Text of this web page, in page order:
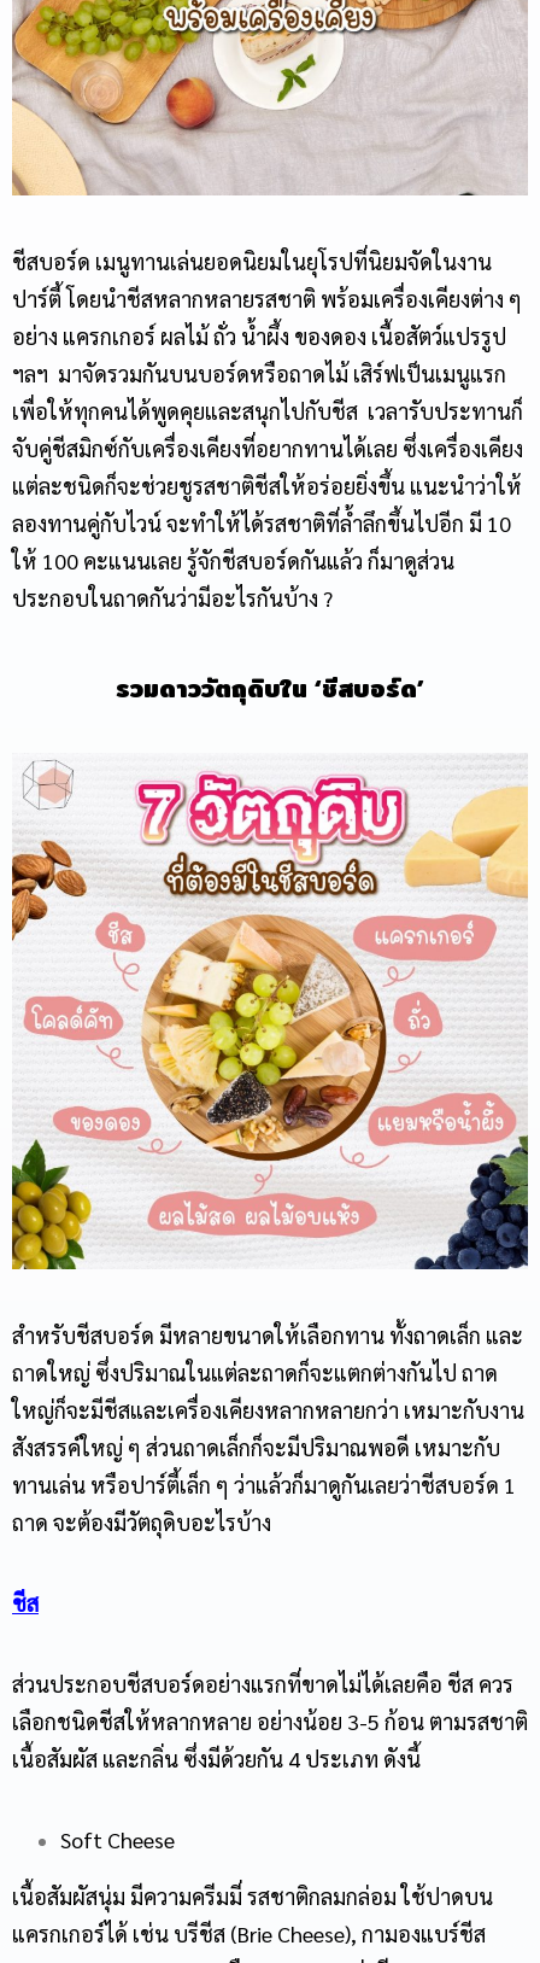
ชีสบอร์ด เมนูทานเล่นยอดนิยมในยุโรปที่นิยมจัดในงาน
ปาร์ตี้ โดยนำชีสหลากหลายรสชาติ พร้อมเครื่องเคียงต่าง ๆ
อย่าง แครกเกอร์ ผลไม้ ถั่ว น้ำผึ้ง ของดอง เนื้อสัตว์แปรรูป
ฯลฯ มาจัดรวมกันบนบอร์ดหรือถาดไม้ เสิร์ฟเป็นเมนูแรก
เพื่อให้ทุกคนได้พูดคุยและสนุกไปกับชีส เวลารับประทานก็
จับคู่ชีสมิกซ์กับเครื่องเคียงที่อยากทานได้เลย ซึ่งเครื่องเคียง
แต่ละชนิดก็จะช่วยชูรสชาติชีสให้อร่อยยิ่งขึ้น แนะนำว่าให้
ลองทานคู่กับไวน์ จะทำให้ได้รสชาติที่ล้ำลึกขึ้นไปอีก มี 10
ให้ 100 คะแนนเลย รู้จักชีสบอร์ดกันแล้ว ก็มาดูส่วน
ประกอบในถาดกันว่ามีอะไรกันบ้าง ?
รวมดาววัตถุดิบใน ‘ชีสบอร์ด’
สำหรับชีสบอร์ด มีหลายขนาดให้เลือกทาน ทั้งถาดเล็ก และ
ถาดใหญ่ ซึ่งปริมาณในแต่ละถาดก็จะแตกต่างกันไป ถาด
ใหญ่ก็จะมีชีสและเครื่องเคียงหลากหลายกว่า เหมาะกับงาน
สังสรรค์ใหญ่ ๆ ส่วนถาดเล็กก็จะมีปริมาณพอดี เหมาะกับ
ทานเล่น หรือปาร์ตี้เล็ก ๆ ว่าแล้วก็มาดูกันเลยว่าชีสบอร์ด 1
ถาด จะต้องมีวัตถุดิบอะไรบ้าง
ชีส
ส่วนประกอบชีสบอร์ดอย่างแรกที่ขาดไม่ได้เลยคือ ชีส ควร
เลือกชนิดชีสให้หลากหลาย อย่างน้อย 3-5 ก้อน ตามรสชาติ
เนื้อสัมผัส และกลิ่น ซึ่งมีด้วยกัน 4 ประเภท ดังนี้
Soft Cheese
เนื้อสัมผัสนุ่ม มีความครีมมี่ รสชาติกลมกล่อม ใช้ปาดบน
แครกเกอร์ได้ เช่น บรีชีส (Brie Cheese), กามองแบร์ชีส